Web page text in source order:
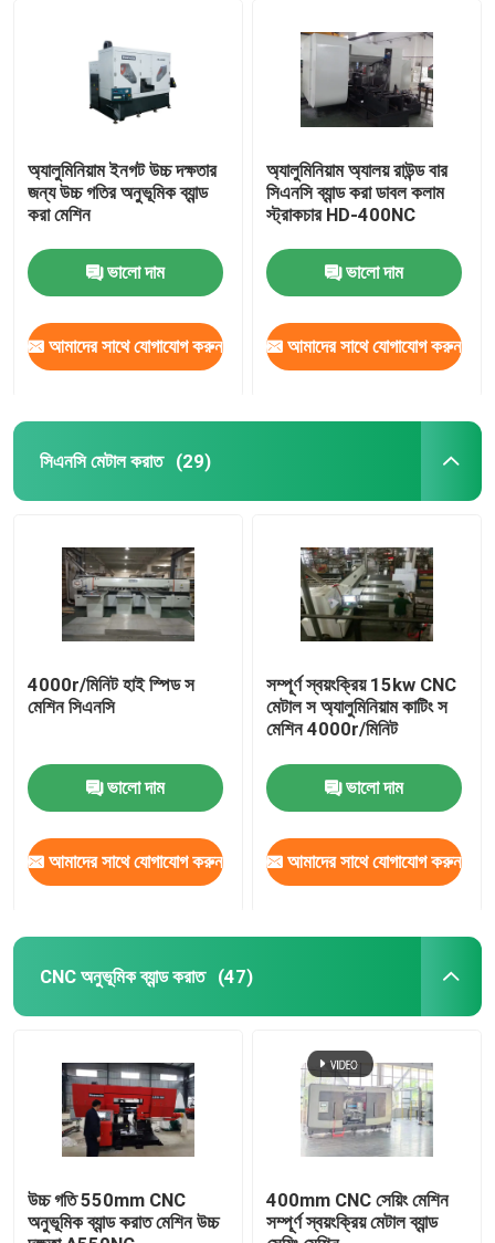
বাড়ি
কারখানা ভ্রমণ
মান নিয়ন্ত্রণ
খবর
উদ্ধৃতির জন্য আবেদন
CNC সার্কুলার দেখেছি
CNC ব্যান্ড করাত
অ্যালুমিনিয়াম ইনগট উচ্চ দক্ষতার
জন্য উচ্চ গতির অনুভূমিক ব্যান্ড
করা মেশিন
ভালো দাম
আমাদের সাথে যোগাযোগ করুন
অ্যালুমিনিয়াম অ্যালয় রাউন্ড বার
সিএনসি ব্যান্ড করা ডাবল কলাম
স্ট্রাকচার HD-400NC
ভালো দাম
আমাদের সাথে যোগাযোগ করুন
সিএনসি মেটাল করাত (29)
4000r/মিনিট হাই স্পিড স
মেশিন সিএনসি
ভালো দাম
আমাদের সাথে যোগাযোগ করুন
সম্পূর্ণ স্বয়ংক্রিয় 15kw CNC
মেটাল স অ্যালুমিনিয়াম কাটিং স
মেশিন 4000r/মিনিট
ভালো দাম
আমাদের সাথে যোগাযোগ করুন
CNC অনুভূমিক ব্যান্ড করাত (47)
উচ্চ গতি 550mm CNC
অনুভূমিক ব্যান্ড করাত মেশিন উচ্চ
400mm CNC সেয়িং মেশিন
সম্পূর্ণ স্বয়ংক্রিয় মেটাল ব্যান্ড